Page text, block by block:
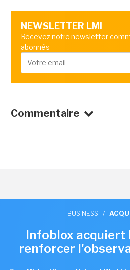
NEWSLETTER LMI
Recevez notre newsletter
abonnés
Commentaire
BUSINESS /
Infoblox acquiert
renforcer